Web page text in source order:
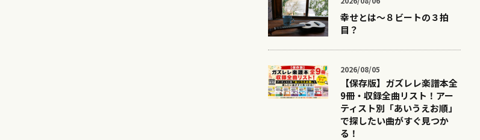
幸せとは〜８ビートの３拍
目？
2026/08/05
【保存版】ガズレレ楽譜本全
9冊・収録全曲リスト！アー
ティスト別「あいうえお順」
で探したい曲がすぐ見つか
る！